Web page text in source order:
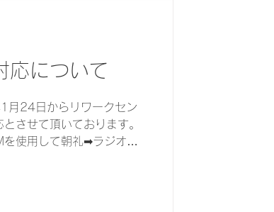
応について
月24日からリワークセン
させて頂いております。
使用して朝礼➡ラジオ体